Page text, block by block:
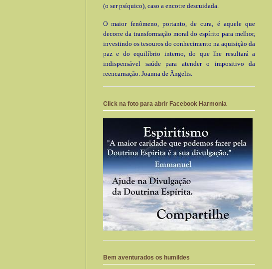
(o ser psíquico), caso a encotre descuidada.
O maior fenômeno, portanto, de cura, é aquele que
decorre da transformação moral do espírito para melhor,
investindo os tesouros do conhecimento na aquisição da
paz e do equilíbrio interno, do que lhe resultará a
indispensável saúde para atender o impositivo da
reencarnação. Joanna de Ângelis.
Click na foto para abrir Facebook Harmonia
Bem aventurados os humildes